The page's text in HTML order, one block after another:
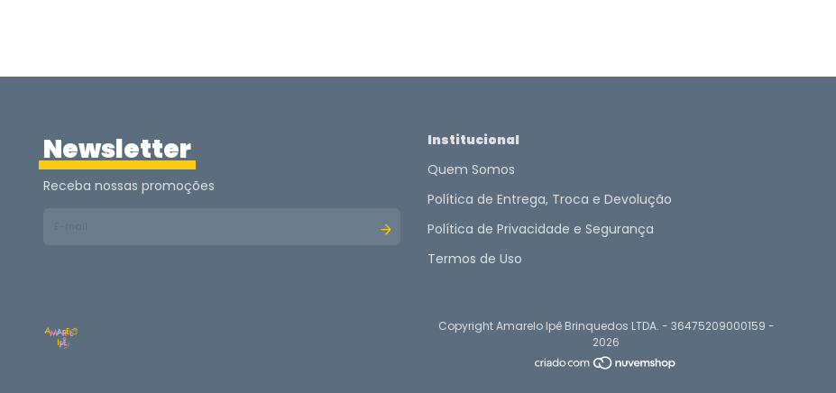
Newsletter
Receba nossas promoções
Institucional
Quem Somos
Política de Entrega, Troca e Devolução
Política de Privacidade e Segurança
Termos de Uso
Copyright Amarelo Ipê Brinquedos LTDA. - 36475209000159 -
2026